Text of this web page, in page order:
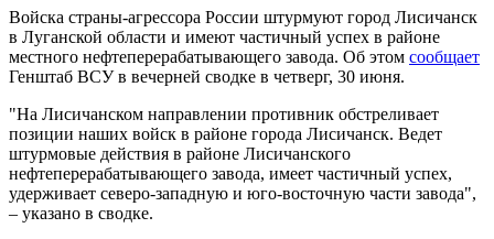
Войска страны-агрессора России штурмуют город Лисичанск
в Луганской области и имеют частичный успех в районе
местного нефтеперерабатывающего завода. Об этом сообщает
Генштаб ВСУ в вечерней сводке в четверг, 30 июня.
"На Лисичанском направлении противник обстреливает
позиции наших войск в районе города Лисичанск. Ведет
штурмовые действия в районе Лисичанского
нефтеперерабатывающего завода, имеет частичный успех,
удерживает северо-западную и юго-восточную части завода",
– указано в сводке.